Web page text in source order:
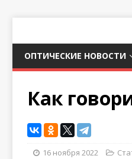
ОПТИЧЕСКИЕ НОВОСТИ
Как
16 ноября 2022